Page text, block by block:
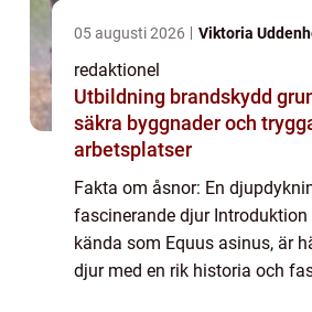
05 augusti 2026 Viktoria
redaktionel
Utbildning brandskydd grunden för
säkra byggnader och
arbetsplatser
Fakta om åsnor: En
fascinerande djur Introduktion
kända som Equus asinus, är
djur med en rik historia och